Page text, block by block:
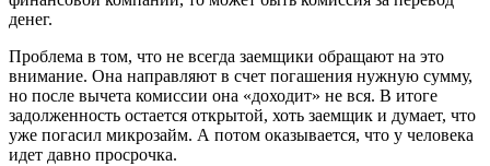
денег.
Проблема в том, что не всегда заемщики обращают на это
внимание. Она направляют в счет погашения нужную сумму,
но после вычета комиссии она «доходит» не вся. В итоге
задолженность остается открытой, хоть заемщик и думает, что
уже погасил микрозайм. А потом оказывается, что у человека
идет давно просрочка.